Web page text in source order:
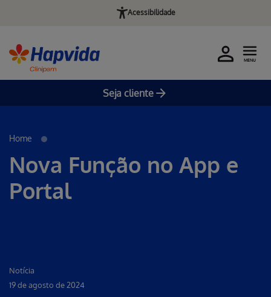
Acessibilidade
Seja cliente
MENU
Home
Nova Função no App e
Portal
Notícia
19 de agosto de 2024